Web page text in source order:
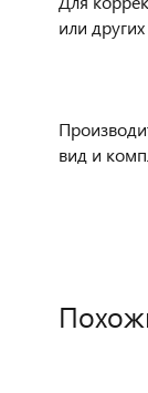
или
вид и